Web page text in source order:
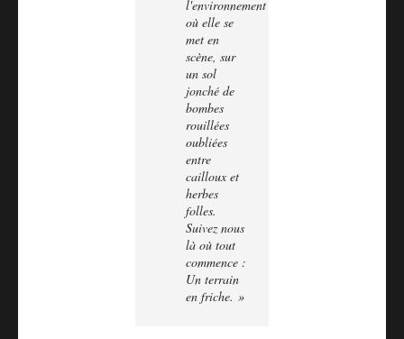
l'environnement
où elle se
met en
scène, sur
un sol
jonché de
bombes
rouillées
oubliées
entre
cailloux et
herbes
folles.
Suivez nous
là où tout
commence :
Un terrain
en friche. »